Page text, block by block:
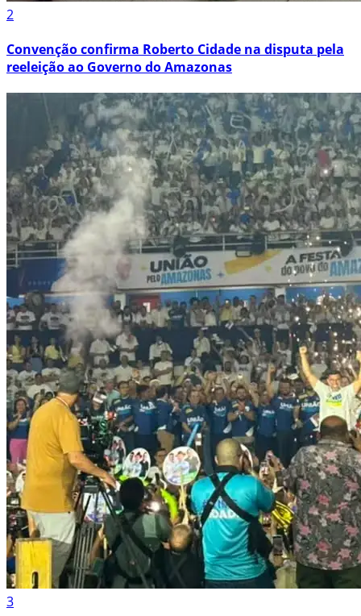
2
Convenção confirma Roberto Cidade na disputa pela
reeleição ao Governo do Amazonas
3